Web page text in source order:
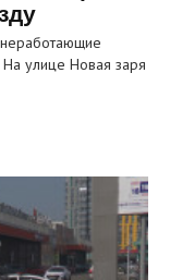
улице Новая заря